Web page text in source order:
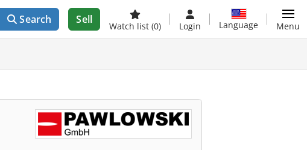
Search Sell
Watch list (0) Login Language Menu